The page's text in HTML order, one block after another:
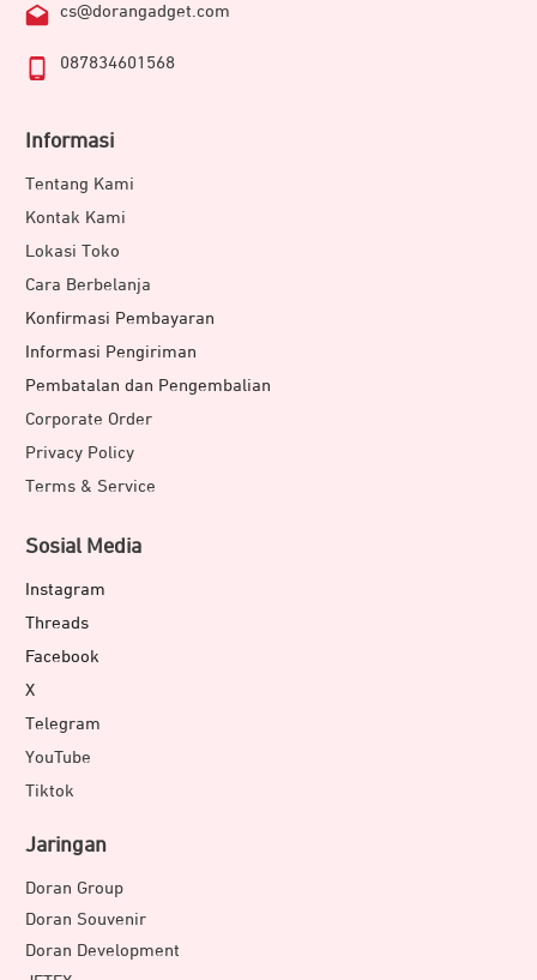
output audio lebih baik. Suara yang muncul pun lebih
detail, jernih, dan tampak nyata. Cocok diaplikasikan
cs@dorangadget.com
087834601568
Informasi
Tentang Kami
Kontak Kami
Lokasi Toko
Cara Berbelanja
Konfirmasi Pembayaran
Informasi Pengiriman
Pembatalan dan Pengembalian
Corporate Order
Privacy Policy
Terms & Service
Sosial Media
Instagram
Threads
Facebook
X
Telegram
YouTube
Tiktok
Jaringan
Doran Group
Doran Souvenir
Doran Development